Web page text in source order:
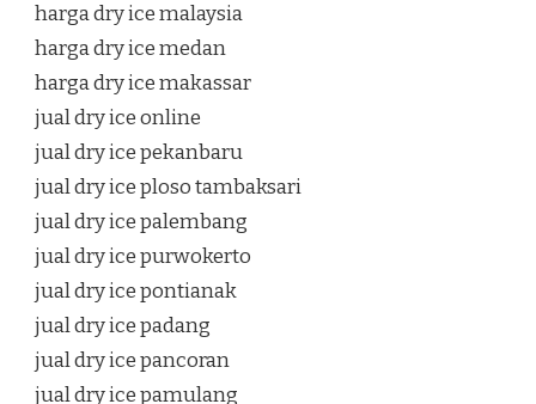
harga dry ice malaysia
harga dry ice medan
harga dry ice makassar
jual dry ice online
jual dry ice pekanbaru
jual dry ice ploso tambaksari
jual dry ice palembang
jual dry ice purwokerto
jual dry ice pontianak
jual dry ice padang
jual dry ice pancoran
jual dry ice pamulang